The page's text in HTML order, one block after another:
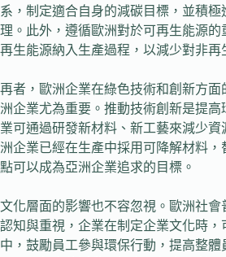
系，制定適合自身的減碳目標，並積
理。此外，遵循歐洲對於可再生能源
再生能源納入生產過程，以減少對非再
再者，歐洲企業在綠色技術和創新方面
洲企業尤為重要。推動技術創新是提
業可通過研發新材料、新工藝來減少
洲企業已經在生產中採用可降解材料
點可以成為亞洲企業追求的目標。
文化層面的影響也不容忽視。歐洲社
認知與重視，企業在制定企業文化時
中，鼓勵員工參與環保行動，提高整體